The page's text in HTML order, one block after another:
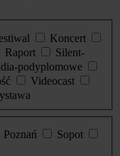
Koncert
Raport
Silent-
podyplomowe
Videocast
Poznań
Sopot